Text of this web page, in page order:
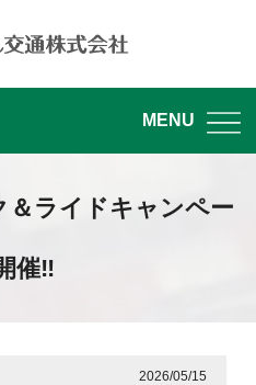
MENU
＆ライドキャンペー
催‼
2026/05/15